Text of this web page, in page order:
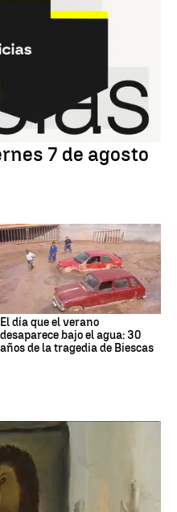
7 de agosto
El día que el verano
desaparece bajo el agua: 30
años de la tragedia de Biescas